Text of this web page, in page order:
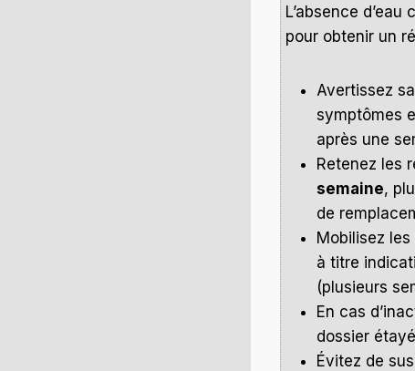
L’absence
pour obtenir un
Avertissez
symptômes
après une
Retenez les
semaine,
de
Mobilisez
à titre
(plusieurs
En cas
dossier
Évitez de